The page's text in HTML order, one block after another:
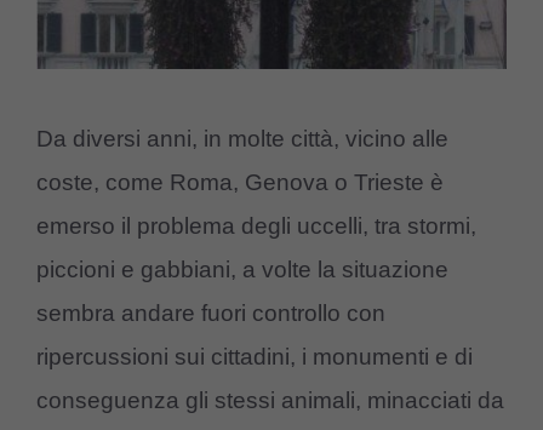
Da diversi anni, in molte città, vicino alle
coste, come Roma, Genova o Trieste è
emerso il problema degli uccelli, tra stormi,
piccioni e gabbiani, a volte la situazione
sembra andare fuori controllo con
ripercussioni sui cittadini, i monumenti e di
conseguenza gli stessi animali, minacciati da